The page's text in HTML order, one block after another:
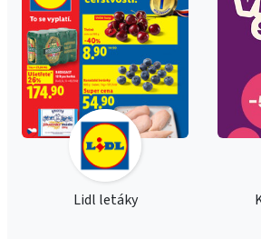
Lidl letáky